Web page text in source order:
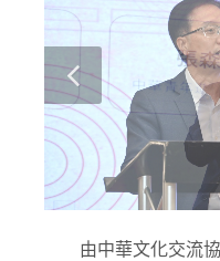
由中華文化交流協